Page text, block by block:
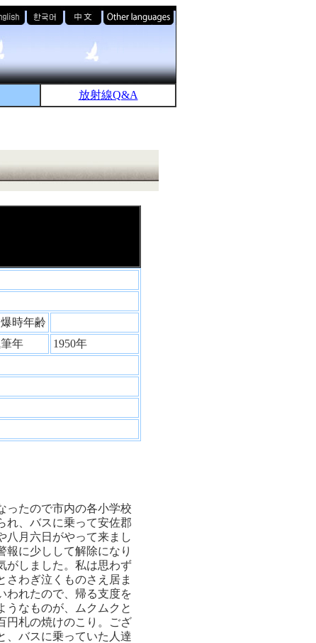
放射線Q&A
時年齢
年
1950年
ったので市内の各小学校
れ、バスに乗って安佐郡
八月六日がやって来まし
報に少しして解除になり
がしました。私は思わず
さわぎ泣くものさえ居ま
われたので、帰る支度を
うなものが、ムクムクと
円札の焼けのこり。ござ
、バスに乗っていた人達